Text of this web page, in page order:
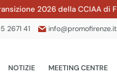
2026 della CCIAA di Firenze
2671 41 info@promofirenze.it
NOTIZIE MEETING CENTRE